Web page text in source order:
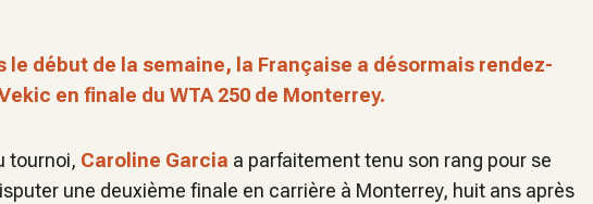
le début de la semaine, la Française a désormais rendez-
en finale du WTA 250 de Monterrey.
tournoi, Caroline Garcia a parfaitement tenu son rang pour se
une deuxième finale en carrière à Monterrey, huit ans après